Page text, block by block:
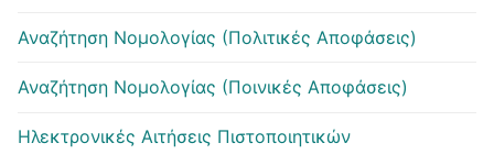
Αναζήτηση Νομολογίας (Πολιτικές Αποφάσεις)
Αναζήτηση Νομολογίας (Ποινικές Αποφάσεις)
Ηλεκτρονικές Αιτήσεις Πιστοποιητικών